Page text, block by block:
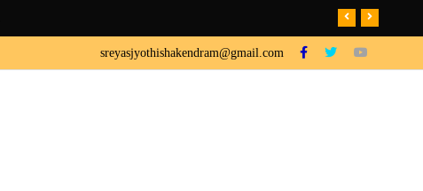
sreyasjyothishakendram@gmail.com